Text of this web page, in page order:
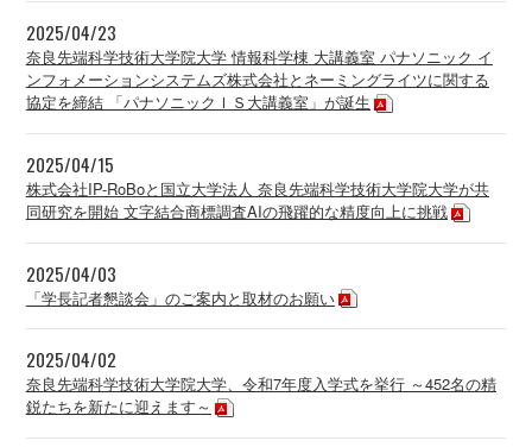
2025/04/23
奈良先端科学技術大学院大学 情報科学棟 大講義室 パナソニック イ
ンフォメーションシステムズ株式会社とネーミングライツに関する
協定を締結 「パナソニックＩＳ大講義室」が誕生
2025/04/15
株式会社IP-RoBoと国立大学法人 奈良先端科学技術大学院大学が共
同研究を開始 文字結合商標調査AIの飛躍的な精度向上に挑戦
2025/04/03
「学長記者懇談会」のご案内と取材のお願い
2025/04/02
奈良先端科学技術大学院大学、令和7年度入学式を挙行 ～452名の精
鋭たちを新たに迎えます～